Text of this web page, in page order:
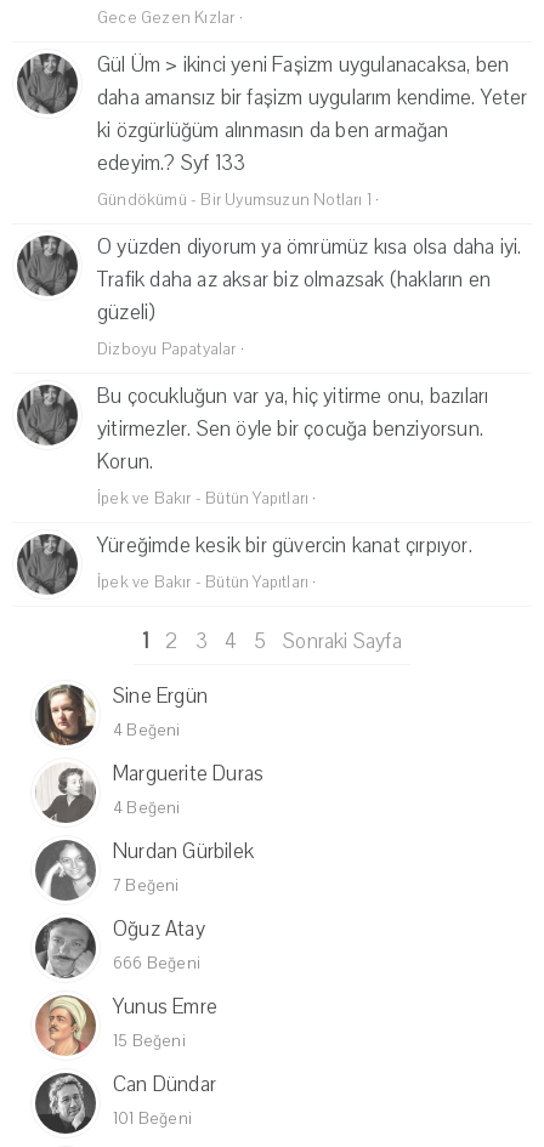
Gece Gezen Kızlar ·
Gül Üm > ikinci yeni Faşizm uygulanacaksa, ben
daha amansız bir faşizm uygularım kendime. Yeter
ki özgürlüğüm alınmasın da ben armağan
edeyim.? Syf 133
Gündökümü - Bir Uyumsuzun Notları 1 ·
O yüzden diyorum ya ömrümüz kısa olsa daha iyi.
Trafik daha az aksar biz olmazsak (hakların en
güzeli)
Dizboyu Papatyalar ·
Bu çocukluğun var ya, hiç yitirme onu, bazıları
yitirmezler. Sen öyle bir çocuğa benziyorsun.
Korun.
İpek ve Bakır - Bütün Yapıtları ·
Yüreğimde kesik bir güvercin kanat çırpıyor.
İpek ve Bakır - Bütün Yapıtları ·
1 2 3 4 5
Sonraki Sayfa
Sine Ergün
4 Beğeni
Marguerite Duras
4 Beğeni
Nurdan Gürbilek
7 Beğeni
Oğuz Atay
666 Beğeni
Yunus Emre
15 Beğeni
Can Dündar
101 Beğeni